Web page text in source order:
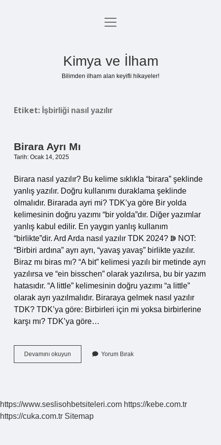
Anasayfa
menüyü
Kimya ve İlham
Bilimden ilham alan keyifli hikayeler!
Etiket: İşbirliği nasıl yazılır
Birara Ayrı Mı
Tarih: Ocak 14, 2025
Birara nasıl yazılır? Bu kelime sıklıkla “birara” şeklinde
yanlış yazılır. Doğru kullanımı duraklama şeklinde
olmalıdır. Birarada ayri mi? TDK’ya göre Bir yolda
kelimesinin doğru yazımı “bir yolda”dır. Diğer yazımlar
yanlış kabul edilir. En yaygın yanlış kullanım
“birlikte”dir. Ard Arda nasıl yazılır TDK 2024? ↇ NOT:
“Birbiri ardına” ayrı ayrı, “yavaş yavaş” birlikte yazılır.
Biraz mı biras mı? “A bit” kelimesi yazılı bir metinde ayrı
yazılırsa ve “ein bisschen” olarak yazılırsa, bu bir yazım
hatasıdır. “A little” kelimesinin doğru yazımı “a little”
olarak ayrı yazılmalıdır. Biraraya gelmek nasıl yazılır
TDK? TDK’ya göre: Birbirleri için mi yoksa birbirlerine
karşı mı? TDK’ya göre…
Devamını okuyun
Ayrı
Yorum Bırak
https://www.seslisohbetsiteleri.com https://kebe.com.tr
https://cuka.com.tr Sitemap